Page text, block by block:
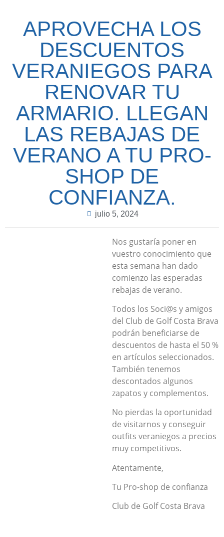
APROVECHA LOS
DESCUENTOS
VERANIEGOS PARA
RENOVAR TU
ARMARIO. LLEGAN
LAS REBAJAS DE
VERANO A TU PRO-
SHOP DE
CONFIANZA.
julio 5, 2024
Nos gustaría poner en
vuestro conocimiento que
esta semana han dado
comienzo las esperadas
rebajas de verano.
Todos los Soci@s y amigos
del Club de Golf Costa Brava
podrán beneficiarse de
descuentos de hasta el 50 %
en artículos seleccionados.
También tenemos
descontados algunos
zapatos y complementos.
No pierdas la oportunidad
de visitarnos y conseguir
outfits veraniegos a precios
muy competitivos.
Atentamente,
Tu Pro-shop de confianza
Club de Golf Costa Brava